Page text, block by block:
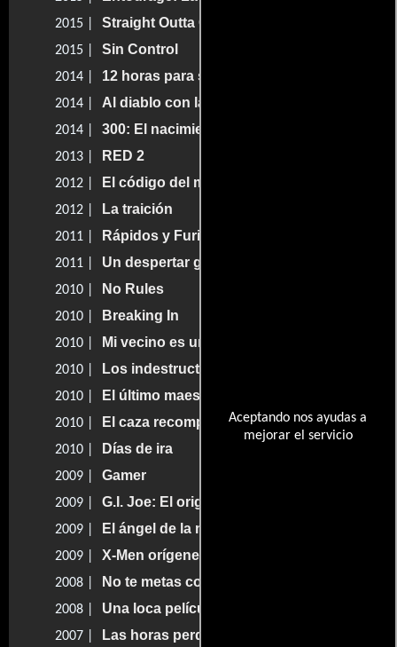
Aceptando nos ayudas a
mejorar el servicio
2015 | Straight Outta Compton
2015 | Sin Control
2014 | 12 horas para sobrevivir
2014 | Al diablo con las noticias
2014 | 300: El nacimiento de un imperio
2013 | RED 2
2012 | El código del miedo
2012 | La traición
2011 | Rápidos y Furiosos: 5in control
2011 | Un despertar glorioso
2010 | No Rules
2010 | Breaking In
2010 | Mi vecino es un espía
2010 | Los indestructibles
2010 | El último maestro del aire
2010 | El caza recompensas
2010 | Días de ira
2009 | Gamer
2009 | G.I. Joe: El origen de Cobra
2009 | El ángel de la muerte
2009 | X-Men orígenes - Wolverine
2008 | No te metas con Zohan
2008 | Una loca película de esparta
2007 | Las horas perdidas